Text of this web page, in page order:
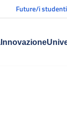
Future/i studenti
Innovazione